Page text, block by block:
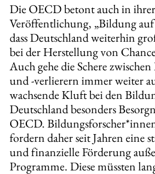
Die OECD betont auch in
Veröffentlichung, „Bildung
dass Deutschland weiterhin
bei der Herstellung von
Auch gehe die Schere
und -verlierern immer weiter
wachsende Kluft bei den
Deutschland besonders
OECD.
fordern daher seit Jahren eine
und finanzielle Förderung
Programme. Diese müssten